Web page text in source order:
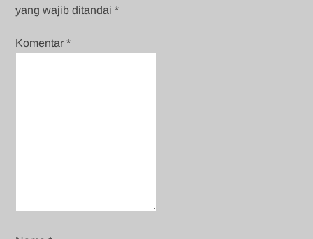
yang wajib ditandai*
Komentar*